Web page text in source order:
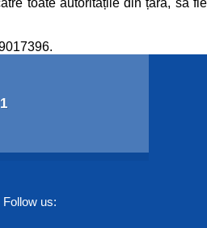
toate autoritățile din țară, să fie
Follow us: